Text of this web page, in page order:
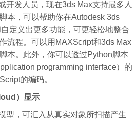
开发人员，现在3ds Max支持最多人
本，可以帮助你在Autodesk 3ds
定义出更多功能，可更轻松地整合
流程。可以用MAXScript和3ds Max
本。此外，你可以透过Python脚本
programming interface）的
的编码。
）显示
型，可汇入从真实对象所扫描产生